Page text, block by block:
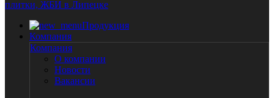
Продукция
Компания
Компания
О компании
Новости
Вакансии